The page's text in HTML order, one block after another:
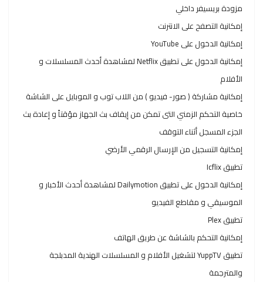
مزودة بريسيفر داخلي
إمكانية التصفح على الانترنت
إمكانية الدخول على YouTube
إمكانية الدخول على تطبيق Netflix لمشاهدة أحدث المسلسلات و
الأفلام
إمكانية مشاركة ( صور- فيديو ) من اللاب توب و الموبايل على الشاشة
خاصية التحكم الزمني التى تمكن من إيقاف بث الجهاز مؤقتاً و إعادة بث
الجزء المسجل أثناء التوقف
إمكانية التسجيل من الإرسال الرقمي الأرضي
تطبيق Icflix
إمكانية الدخول على تطبيق Dailymotion لمشاهدة أحدث الأخبار و
الموسيقي و مقاطع الفيديو
تطبيق Plex
إمكانية التحكم بالشاشة عن طريق الهاتف
تطبيق YuppTV لتشغيل الأفلام و المسلسلات الهندية المدبلجة
والمترجمة